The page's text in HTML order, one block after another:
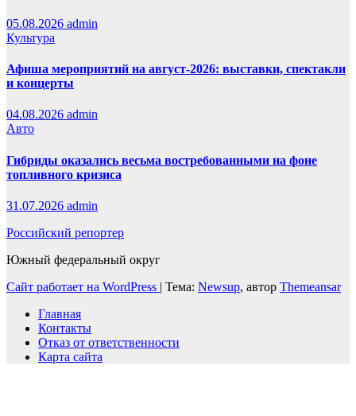
05.08.2026 admin
Культура
Афиша мероприятий на август-2026: выставки, спектакли
и концерты
04.08.2026 admin
Авто
Гибриды оказались весьма востребованными на фоне
топливного кризиса
31.07.2026 admin
Российский репортер
Южный федеральный округ
Сайт работает на WordPress | Тема: Newsup, автор Themeansar
Главная
Контакты
Отказ от ответственности
Карта сайта